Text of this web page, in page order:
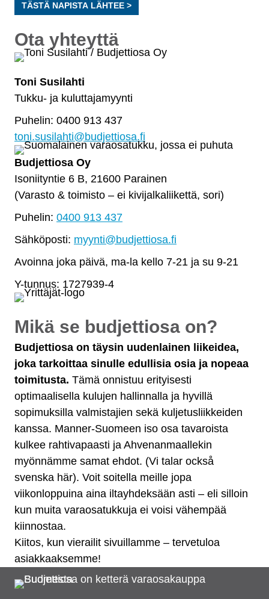
TÄSTÄ NAPISTA LÄHTEE >
Ota yhteyttä
Toni Susilahti
Tukku- ja kuluttajamyynti
Puhelin: 0400 913 437
toni.susilahti@budjettiosa.fi
Budjettiosa Oy
Isoniityntie 6 B, 21600 Parainen
(Varasto & toimisto – ei kivijalkaliikettä, sori)
Puhelin: 0400 913 437
Sähköposti: myynti@budjettiosa.fi
Avoinna joka päivä, ma-la kello 7-21 ja su 9-21
Y-tunnus: 1727939-4
Mikä se budjettiosa on?
Budjettiosa on täysin uudenlainen liikeidea,
joka tarkoittaa sinulle edullisia osia ja nopeaa
toimitusta. Tämä onnistuu erityisesti
optimaalisella kulujen hallinnalla ja hyvillä
sopimuksilla valmistajien sekä kuljetusliikkeiden
kanssa. Manner-Suomeen iso osa tavaroista
kulkee rahtivapaasti ja Ahvenanmaallekin
myönnämme samat ehdot. (Vi talar också
svenska här). Voit soitella meille jopa
viikonloppuina aina iltayhdeksään asti – eli silloin
kun muita varaosatukkuja ei voisi vähempää
kiinnostaa.
Kiitos, kun vierailit sivuillamme – tervetuloa
asiakkaaksemme!